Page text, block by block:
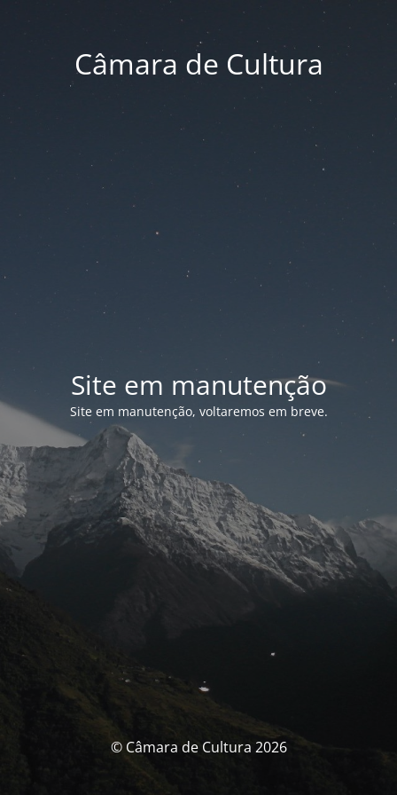
Câmara de Cultura
Site em manutenção
Site em manutenção, voltaremos em breve.
© Câmara de Cultura 2026